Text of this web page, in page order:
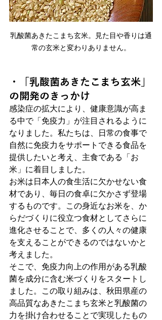
乳酸菌あきたこまち玄米。見た目や香りは通
常の玄米と変わりありません。
・「乳酸菌あきたこまち玄米」
の開発のきっかけ
感染症の拡大により、健康意識が高ま
る中で「免疫力」が注目されるように
なりました。私たちは、日常の食事で
自然に免疫力をサポートできる食品を
提供したいと考え、主食である「お
米」に着目しました。
お米は日本人の食生活に欠かせない食
材であり、毎日の食卓に欠かさず登場
するものです。この身近なお米を、か
らだづくりに役立つ食材としてさらに
進化させることで、多くの人々の健康
を支えることができるのではないかと
考えました。
そこで、免疫力向上の作用がある乳酸
菌を成分に含む米づくりをスタートし
ました。この取り組みは、秋田県産の
高品質なあきたこまち玄米と乳酸菌の
力を掛け合わせることで実現したもの